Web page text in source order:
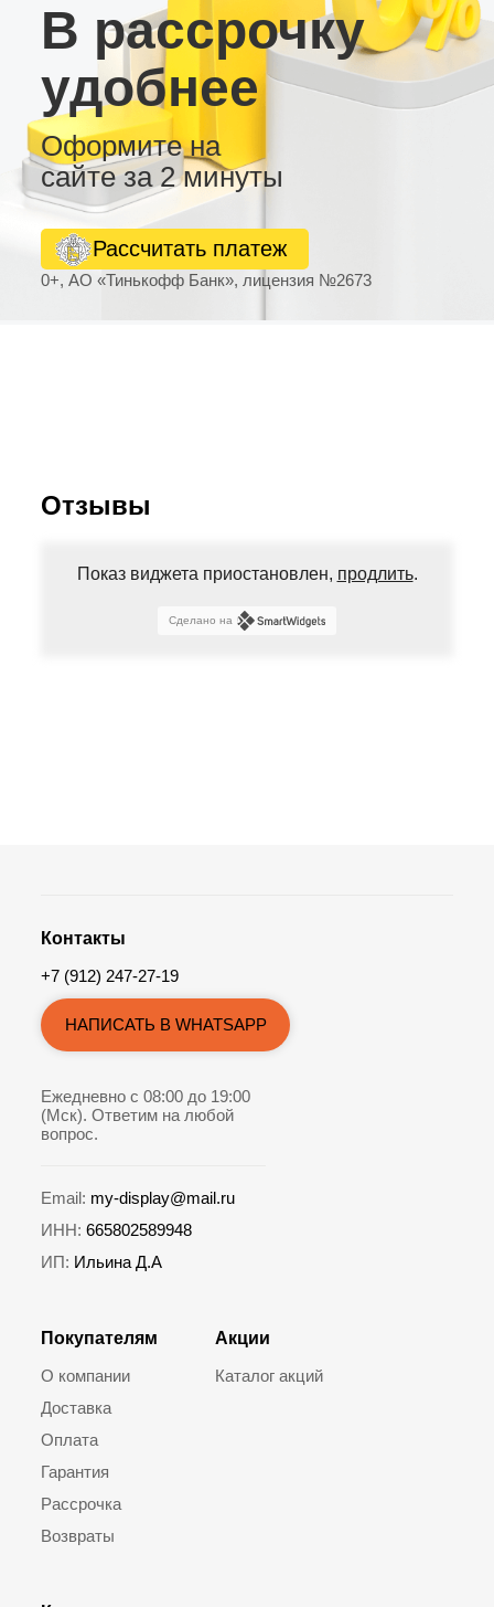
В рассрочку
удобнее
Оформите на
сайте за 2 минуты
0+, АО «Тинькофф Банк», лицензия №2673
Рассчитать платеж
Отзывы
Показ виджета приостановлен, продлить.
Сделано на
Покупателям
О компании
Доставка
Оплата
Гарантия
Рассрочка
Возвраты
Акции
Каталог акций
Контакты
+7 (912) 247-27-19
НАПИСАТЬ В WHATSAPP
Ежедневно с 08:00 до 19:00
(Мск). Ответим на любой
вопрос.
Email: my-display@mail.ru
ИНН: 665802589948
ИП: Ильина Д.А